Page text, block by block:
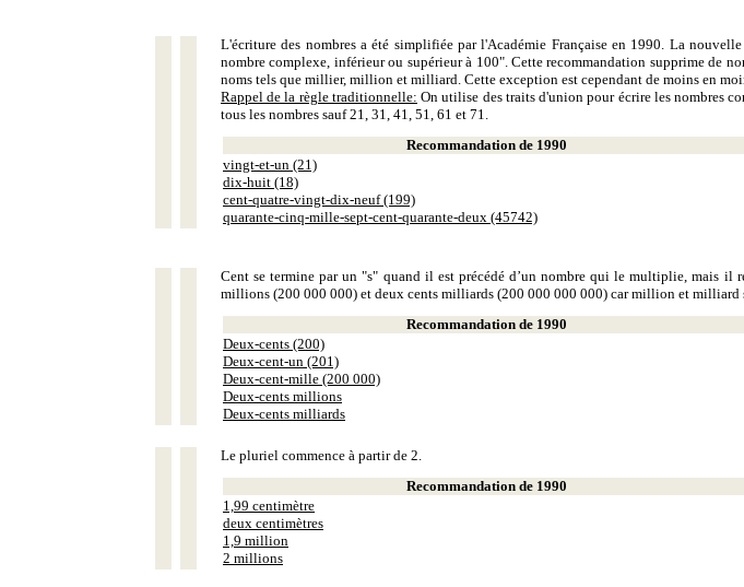
L'écriture des nombres a été simplifiée par l'Académie Française en 1990. La
nombre complexe, inférieur ou supérieur à 100". Cette recommandation supprime de
noms tels que millier, million et milliard. Cette exception est cependant de moins en
Rappel de la règle traditionnelle: On utilise des traits d'union pour écrire les nombres
tous les nombres sauf 21, 31, 41, 51, 61 et 71.
Recommandation de 1990
vingt-et-un (21)
dix-huit (18)
cent-quatre-vingt-dix-neuf (199)
quarante-cinq-mille-sept-cent-quarante-deux (45742)
Cent se termine par un "s" quand il est précédé d’un nombre qui le multiplie, mais
millions (200 000 000) et deux cents milliards (200 000 000 000) car million et milliard
Recommandation de 1990
Deux-cents (200)
Deux-cent-un (201)
Deux-cent-mille (200 000)
Deux-cents millions
Deux-cents milliards
Le pluriel commence à partir de 2.
Recommandation de 1990
1,99 centimètre
deux centimètres
1,9 million
2 millions